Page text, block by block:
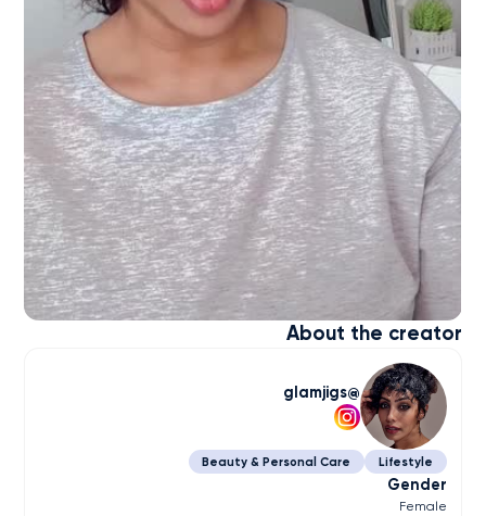
About the creator
glamjigs
Lifestyle
Beauty & Personal Care
Gender
Female